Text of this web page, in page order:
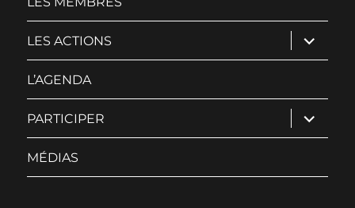
LES ACTIONS ouvrir
le
sous-
L’AGENDA
PARTICIPER ouvrir
le
sous-
MÉDIAS